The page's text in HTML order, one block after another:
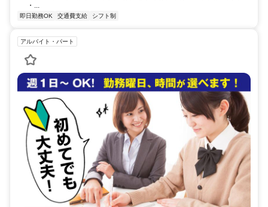
・...
即日勤務OK 交通費支給 シフト制
アルバイト・パート